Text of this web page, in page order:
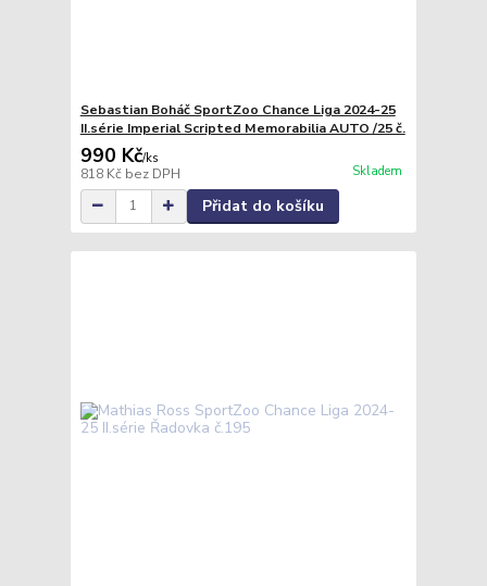
Sebastian Boháč SportZoo Chance Liga 2024-25
II.série Imperial Scripted Memorabilia AUTO /25 č.
990 Kč/ks
818 Kč bez DPH Skladem
Přidat do košíku